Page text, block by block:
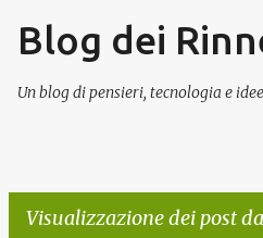
Passa ai
Blog dei
Un blog di pensieri, tecnologia e idee
Visualizzazione dei post